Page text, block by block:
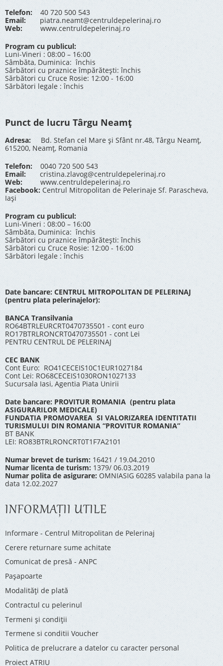
Telefon:40 720 500 543
Email:
piatra.neamt@centruldepelerinaj.ro
Web:
www.centruldepelerinaj.ro
Program cu publicul:
Luni-Vineri : 08:00 – 16:00
Sâmbăta, Duminica: închis
Sărbători cu praznice împărătești: închis
Sărbători cu Cruce Rosie: 12:00 - 16:00
Sărbători legale : închis
Punct de lucru Târgu Neamț
Adresa: Bd. Stefan cel Mare și Sfânt nr.48, Târgu Neamț,
615200, Neamț, Romania
Telefon: 0040 720 500 543
Email:
cristina.zlavog@centruldepelerinaj.ro
Web:
www.centruldepelerinaj.ro
Facebook: Centrul Mitropolitan de Pelerinaje Sf. Parascheva,
Iași
Program cu publicul:
Luni-Vineri : 08:00 – 16:00
Sâmbăta, Duminica: închis
Sărbători cu praznice împărătești: închis
Sărbători cu Cruce Rosie: 12:00 - 16:00
Sărbători legale : închis
Date bancare: CENTRUL MITROPOLITAN DE PELERINAJ
(pentru plata pelerinajelor):
BANCA Transilvania
RO64BTRLEURCRT0470735501 - cont euro
RO17BTRLRONCRT0470735501 - cont Lei
PENTRU CENTRUL DE PELERINAJ
CEC BANK
Cont Euro: RO41CECEIS10C1EUR1027184
Cont Lei: RO68CECEIS1030RON1027133
Sucursala Iasi, Agentia Piata Unirii
Date bancare: PROVITUR ROMANIA (pentru plata
ASIGURARILOR MEDICALE)
FUNDATIA PROMOVAREA SI VALORIZAREA IDENTITATII
TURISMULUI DIN ROMANIA “PROVITUR ROMANIA”
BT BANK
LEI: RO83BTRLRONCRT0T1F7A2101
Numar brevet de turism: 16421 / 19.04.2010
Numar licenta de turism: 1379/ 06.03.2019
Numar polita de asigurare: OMNIASIG 60285 valabila pana la
data 12.02.2027
INFORMAŢII UTILE
Informare - Centrul Mitropolitan de Pelerinaj
Cerere returnare sume achitate
Comunicat de presă - ANPC
Pașapoarte
Modalități de plată
Contractul cu pelerinul
Termeni și condiții
Termene si conditii Voucher
Politica de prelucrare a datelor cu caracter personal
Proiect ATRIU